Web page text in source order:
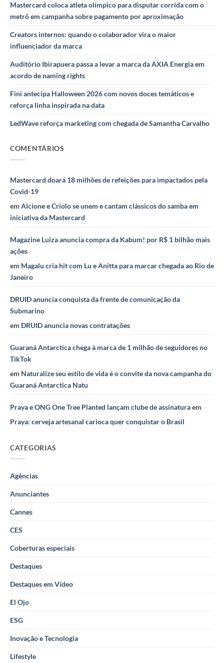
Mastercard coloca atleta olímpico para disputar corrida com o
metrô em campanha sobre pagamento por aproximação
Creators internos: quando o colaborador vira o maior
influenciador da marca
Auditório Ibirapuera passa a levar a marca da AXIA Energia em
acordo de naming rights
Fini antecipa Halloween 2026 com novos doces temáticos e
reforça linha inspirada na data
LedWave reforça marketing com chegada de Samantha Carvalho
COMENTÁRIOS
Mastercard doará 18 milhões de refeições para impactados pela
Covid-19
em Alcione e Criolo se unem e cantam clássicos do samba em
iniciativa da Mastercard
Magazine Luiza anuncia compra da Kabum! por R$ 1 bilhão mais
ações
em Magalu cria hit com Lu e Anitta para marcar chegada ao Rio de
Janeiro
DRUID anuncia conquista da frente de comunicação da
Submarino
em DRUID anuncia novas contratações
Guaraná Antarctica chega à marca de 1 milhão de seguidores no
TikTok
em Naturalize seu estilo de vida é o convite da nova campanha do
Guaraná Antarctica Natu
Praya e ONG One Tree Planted lançam clube de assinaturaem
Praya: cerveja artesanal carioca quer conquistar o Brasil
CATEGORIAS
Agências
Anunciantes
Cannes
CES
Coberturas especiais
Destaques
Destaques em Vídeo
El Ojo
ESG
Inovação e Tecnologia
Lifestyle